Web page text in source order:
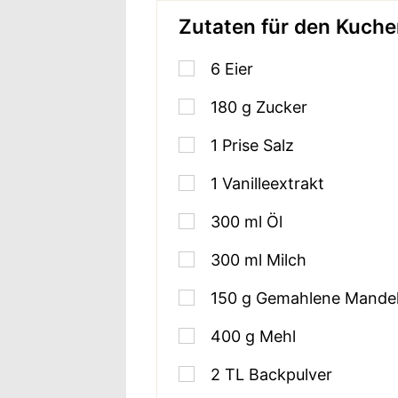
Zutaten für den
6 Eier
180 g Zucker
1 Prise Salz
1 Vanilleextrakt
300 ml Öl
300 ml Milch
150 g Gemahlene
400 g Mehl
2 TL Backpulver